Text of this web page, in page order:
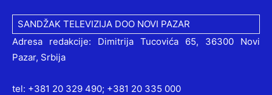
SANDŽAK TELEVIZIJA DOO NOVI PAZAR
Adresa redakcije: Dimitrija Tucovića 65, 36300 Novi
Pazar, Srbija
tel: +381 20 329 490; +381 20 335 000